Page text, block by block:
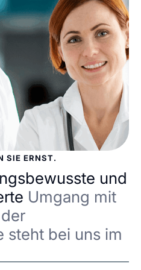
SIE ERNST.
und
Umgang mit
steht bei uns im